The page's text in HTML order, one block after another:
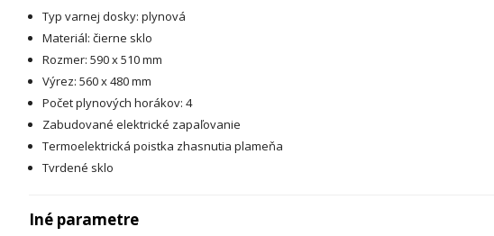
Typ varnej dosky: plynová
Materiál: čierne sklo
Rozmer: 590 x 510 mm
Výrez: 560 x 480 mm
Počet plynových horákov: 4
Zabudované elektrické zapaľovanie
Termoelektrická poistka zhasnutia plameňa
Tvrdené sklo
Iné parametre